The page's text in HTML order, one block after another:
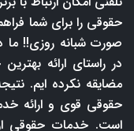
حقوقی را برای شما
صورت شبانه روزی!! ما
در راستای ارائه
مضایقه نکرده ایم.
حقوقی قوی و ارائه
است. خدمات حقوقی